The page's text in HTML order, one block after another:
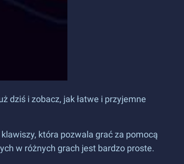
dziś i zobacz, jak łatwe i przyjemne
która pozwala grać za pomocą
w różnych grach jest bardzo proste.